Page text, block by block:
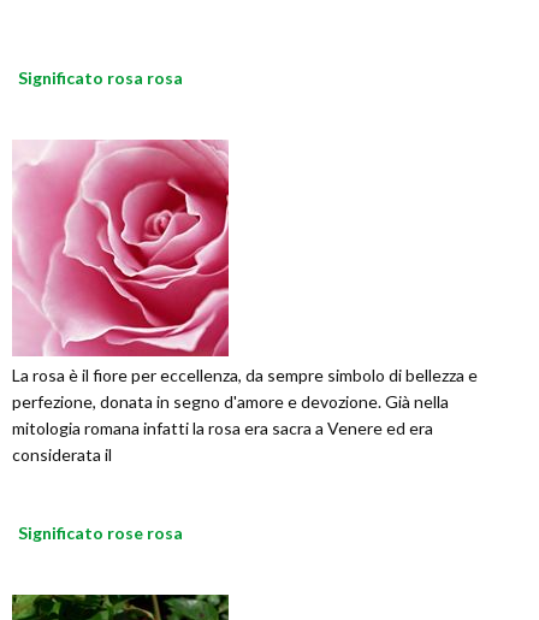
Significato rosa rosa
La rosa è il fiore per eccellenza, da sempre simbolo di bellezza e
perfezione, donata in segno d'amore e devozione. Già nella
mitologia romana infatti la rosa era sacra a Venere ed era
considerata il
Significato rose rosa